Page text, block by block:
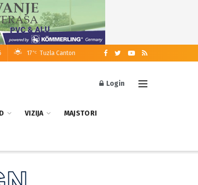
17 °C Tuzla Canton
Login
VIZIJA MAJSTORI